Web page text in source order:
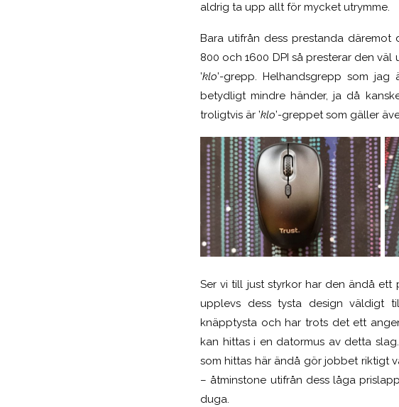
aldrig ta upp allt för mycket utrymme.
Bara utifrån dess prestanda
800 och 1600 DPI så presterar den
’klo’-grepp. Helhandsgrepp som
betydligt mindre händer, ja då
troligtvis är ’klo’-greppet som gäller
Ser vi till just styrkor har den ändå
upplevs dess tysta design väldigt
knäpptysta och har trots det ett
kan hittas i en datormus av detta
som hittas här ändå gör jobbet riktigt
– åtminstone utifrån dess låga
duga.